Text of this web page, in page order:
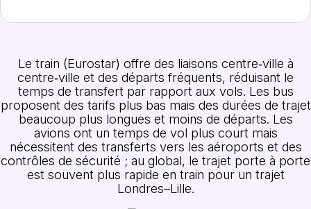
Le train (Eurostar) offre des liaisons centre‑ville à
centre‑ville et des départs fréquents, réduisant le
temps de transfert par rapport aux vols. Les bus
proposent des tarifs plus bas mais des durées de trajet
beaucoup plus longues et moins de départs. Les
avions ont un temps de vol plus court mais
nécessitent des transferts vers les aéroports et des
contrôles de sécurité ; au global, le trajet porte à porte
est souvent plus rapide en train pour un trajet
Londres–Lille.